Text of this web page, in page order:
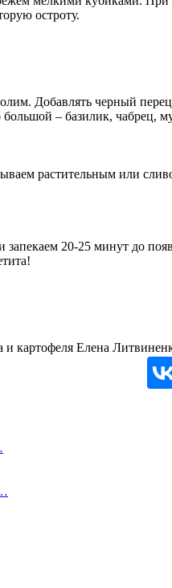
остроту.
Добавлять черный
– базилик, чабрец,
растительным или
20-25 минут до
и картофеля Елена